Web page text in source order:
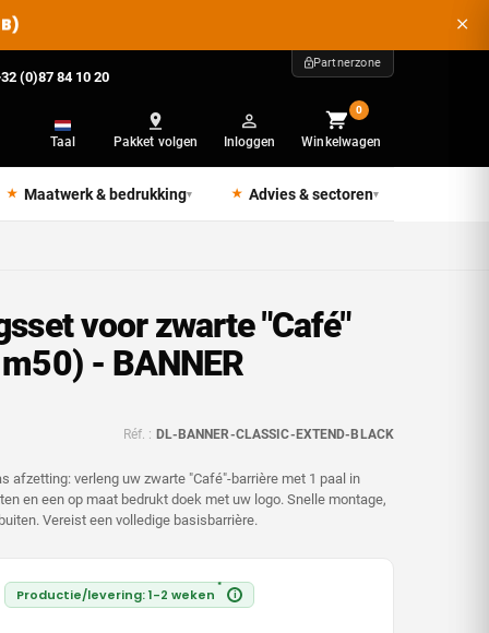
(0)87 84 10 20
Partnerzone
Taal Pakket volgen Inloggen
0
Winkelwagen
Maatwerk & bedrukking▾ Advies & sectoren▾
voor zwarte "Café"
- BANNER
Réf. : DL-BANNER-CLASSIC-EXTEND-BLACK
afzetting: verleng uw zwarte "Café"-barrière met 1 paal in
en een op maat bedrukt doek met uw logo. Snelle montage,
Vereist een volledige basisbarrière.
Productie/levering: 1-2 weken *
i